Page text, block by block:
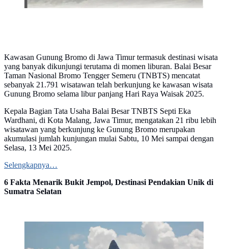
Kawasan Gunung Bromo di Jawa Timur termasuk destinasi wisata
yang banyak dikunjungi terutama di momen liburan. Balai Besar
Taman Nasional Bromo Tengger Semeru (TNBTS) mencatat
sebanyak 21.791 wisatawan telah berkunjung ke kawasan wisata
Gunung Bromo selama libur panjang Hari Raya Waisak 2025.
Kepala Bagian Tata Usaha Balai Besar TNBTS Septi Eka
Wardhani, di Kota Malang, Jawa Timur, mengatakan 21 ribu lebih
wisatawan yang berkunjung ke Gunung Bromo merupakan
akumulasi jumlah kunjungan mulai Sabtu, 10 Mei sampai dengan
Selasa, 13 Mei 2025.
Selengkapnya…
6 Fakta Menarik Bukit Jempol, Destinasi Pendakian Unik di
Sumatra Selatan